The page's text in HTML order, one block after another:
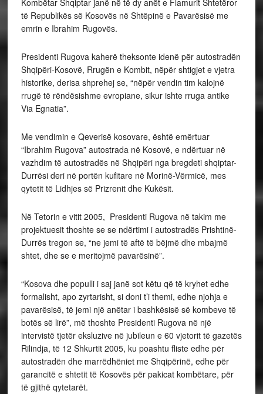
Kombëtar Shqiptar janë në të dy anët e Flamurit Shtetëror
të Republikës së Kosovës në Shtëpinë e Pavarësisë me
emrin e Ibrahim Rugovës.
Presidenti Rugova kaherë theksonte idenë për autostradën
Shqipëri-Kosovë, Rrugën e Kombit, nëpër shtigjet e vjetra
historike, derisa shprehej se, “nëpër vendin tim kalojnë
rrugë të rëndësishme evropiane, sikur ishte rruga antike
Via Egnatia”.
Me vendimin e Qeverisë kosovare, është emërtuar
“Ibrahim Rugova” autostrada në Kosovë, e ndërtuar në
vazhdim të autostradës në Shqipëri nga bregdeti shqiptar-
Durrësi deri në portën kufitare në Morinë-Vërmicë, mes
qytetit të Lidhjes së Prizrenit dhe Kukësit.
Në Tetorin e vitit 2005, Presidenti Rugova në takim me
projektuesit thoshte se se ndërtimi i autostradës Prishtinë-
Durrës tregon se, “ne jemi të aftë të bëjmë dhe mbajmë
shtet, dhe se e meritojmë pavarësinë”.
“Kosova dhe populli i saj janë sot këtu që të kryhet edhe
formalisht, apo zyrtarisht, si doni t’i themi, edhe njohja e
pavarësisë, të jemi një anëtar i bashkësisë së kombeve të
botës së lirë”, më thoshte Presidenti Rugova në një
intervistë tjetër eksluzive në jubileun e 60 vjetorit të gazetës
Rilindja, të 12 Shkurtit 2005, ku poashtu fliste edhe për
autostradën dhe marrëdhëniet me Shqipërinë, edhe për
garancitë e shtetit të Kosovës për pakicat kombëtare, për
të gjithë qytetarët.